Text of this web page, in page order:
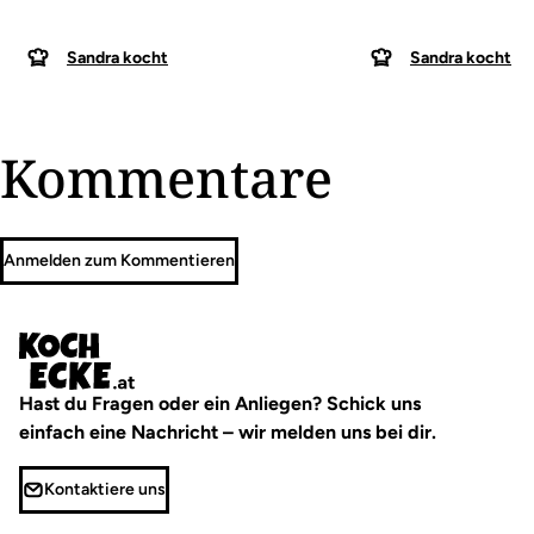
Sandra kocht Sandra kocht
Kommentare
Anmelden zum Kommentieren
Hast du Fragen oder ein Anliegen? Schick uns
einfach eine Nachricht – wir melden uns bei dir.
Kontaktiere uns